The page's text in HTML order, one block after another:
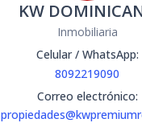
KW
Inmobiliaria
Celular / WhatsApp:
8092219090
Correo electrónico: